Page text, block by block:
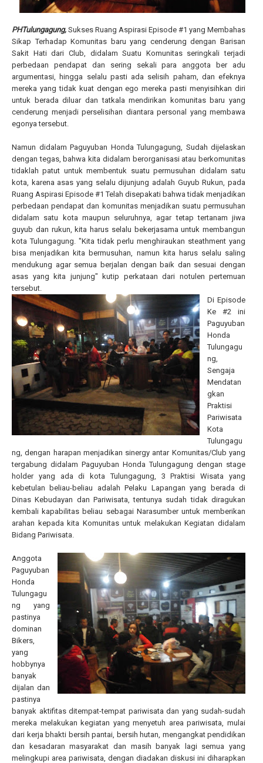
PHTulungagung, Sukses Ruang Aspirasi Episode #1 yang Membahas
Sikap Terhadap Komunitas baru yang cenderung dengan Barisan
Sakit Hati dari Club, didalam Suatu Komunitas seringkali terjadi
perbedaan pendapat dan sering sekali para anggota ber adu
argumentasi, hingga selalu pasti ada selisih paham, dan efeknya
mereka yang tidak kuat dengan ego mereka pasti menyisihkan diri
untuk berada diluar dan tatkala mendirikan komunitas baru yang
cenderung menjadi perselisihan diantara personal yang membawa
egonya tersebut.
Namun didalam Paguyuban Honda Tulungagung, Sudah dijelaskan
dengan tegas, bahwa kita didalam berorganisasi atau berkomunitas
tidaklah patut untuk membentuk suatu permusuhan didalam satu
kota, karena asas yang selalu dijunjung adalah Guyub Rukun, pada
Ruang Aspirasi Episode #1 Telah disepakati bahwa tidak menjadikan
perbedaan pendapat dan komunitas menjadikan suatu permusuhan
didalam satu kota maupun seluruhnya, agar tetap tertanam jiwa
guyub dan rukun, kita harus selalu bekerjasama untuk membangun
kota Tulungagung. "Kita tidak perlu menghiraukan steathment yang
bisa menjadikan kita bermusuhan, namun kita harus selalu saling
mendukung agar semua berjalan dengan baik dan sesuai dengan
asas yang kita junjung" kutip perkataan dari notulen pertemuan
tersebut.
Di Episode
Ke #2 ini
Paguyuban
Honda
Tulungagu
ng,
Sengaja
Mendatan
gkan
Praktisi
Pariwisata
Kota
Tulungagu
ng, dengan harapan menjadikan sinergy antar Komunitas/Club yang
tergabung didalam Paguyuban Honda Tulungagung dengan stage
holder yang ada di kota Tulungagung, 3 Praktisi Wisata yang
kebetulan beliau-beliau adalah Pelaku Lapangan yang berada di
Dinas Kebudayan dan Pariwisata, tentunya sudah tidak diragukan
kembali kapabilitas beliau sebagai Narasumber untuk memberikan
arahan kepada kita Komunitas untuk melakukan Kegiatan didalam
Bidang Pariwisata.
Anggota
Paguyuban
Honda
Tulungagu
ng yang
pastinya
dominan
Bikers,
yang
hobbynya
banyak
dijalan dan
pastinya
banyak aktifitas ditempat-tempat pariwisata dan yang sudah-sudah
mereka melakukan kegiatan yang menyetuh area pariwisata, mulai
dari kerja bhakti bersih pantai, bersih hutan, mengangkat pendidikan
dan kesadaran masyarakat dan masih banyak lagi semua yang
melingkupi area pariwisata, dengan diadakan diskusi ini diharapkan